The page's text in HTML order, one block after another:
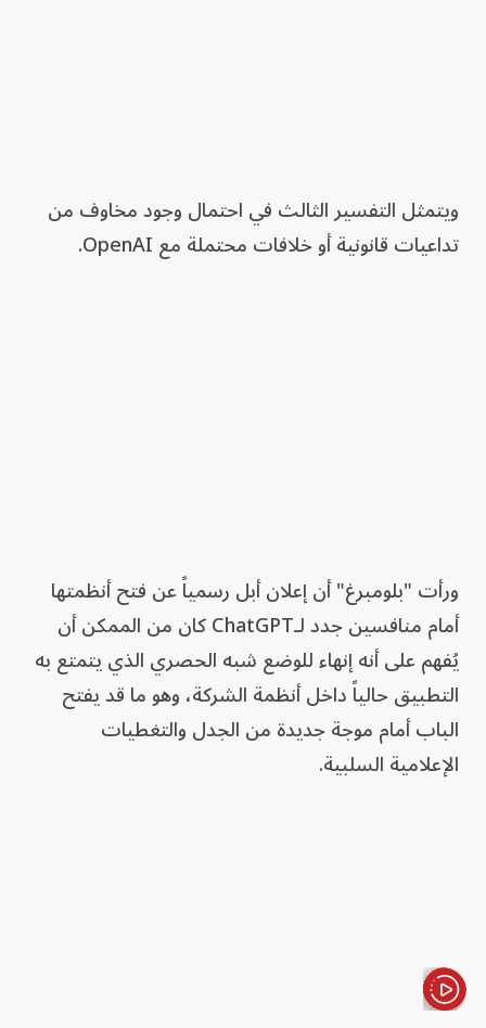
ويتمثل التفسير الثالث في احتمال وجود مخاوف من
تداعيات قانونية أو خلافات محتملة مع OpenAI.
ورأت "بلومبرغ" أن إعلان أبل رسمياً عن فتح أنظمتها
أمام منافسين جدد لـChatGPT كان من الممكن أن
يُفهم على أنه إنهاء للوضع شبه الحصري الذي يتمتع به
التطبيق حالياً داخل أنظمة الشركة، وهو ما قد يفتح
الباب أمام موجة جديدة من الجدل والتغطيات
الإعلامية السلبية.